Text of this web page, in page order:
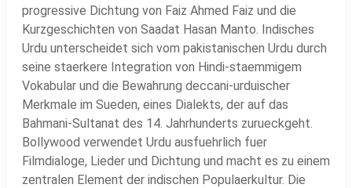
progressive Dichtung von Faiz Ahmed Faiz und die
Kurzgeschichten von Saadat Hasan Manto. Indisches
Urdu unterscheidet sich vom pakistanischen Urdu durch
seine staerkere Integration von Hindi-staemmigem
Vokabular und die Bewahrung deccani-urduischer
Merkmale im Sueden, eines Dialekts, der auf das
Bahmani-Sultanat des 14. Jahrhunderts zurueckgeht.
Bollywood verwendet Urdu ausfuehrlich fuer
Filmdialoge, Lieder und Dichtung und macht es zu einem
zentralen Element der indischen Populaerkultur. Die